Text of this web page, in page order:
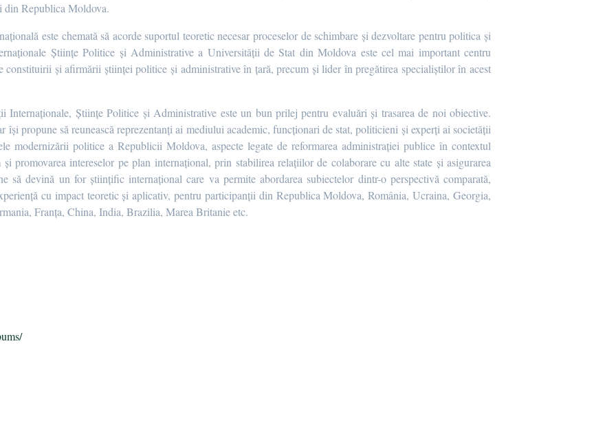
din Republica Moldova.
este chemată să acorde suportul teoretic necesar proceselor de schimbare și dezvoltare pentru politica și
Ştiinţe Politice şi Administrative a Universităţii de Stat din Moldova este cel mai important centru
constituirii şi afirmării ştiinţei politice și administrative în ţară, precum și lider în pregătirea specialiștilor în acest
Internaţionale, Ştiinţe Politice şi Administrative este un bun prilej pentru evaluări şi trasarea de noi obiective.
îşi propune să reunească reprezentanţi ai mediului academic, funcţionari de stat, politicieni și experți ai societății
modernizării politice a Republicii Moldova, aspecte legate de reformarea administraţiei publice în contextul
promovarea intereselor pe plan internaţional, prin stabilirea relaţiilor de colaborare cu alte state şi asigurarea
să devină un for ştiinţific internaţional care va permite abordarea subiectelor dintr-o perspectivă comparată,
cu impact teoretic şi aplicativ, pentru participanții din Republica Moldova, România, Ucraina, Georgia,
Franța, China, India, Brazilia, Marea Britanie etc.